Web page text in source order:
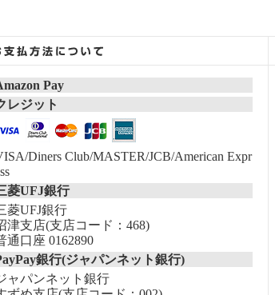
Pay
レジット
Diners Club/MASTER/JCB/American Expr
菱UFJ銀行
菱UFJ銀行
津支店(支店コード：468)
通口座 0162890
銀行(ジャパンネット銀行)
ャパンネット銀行